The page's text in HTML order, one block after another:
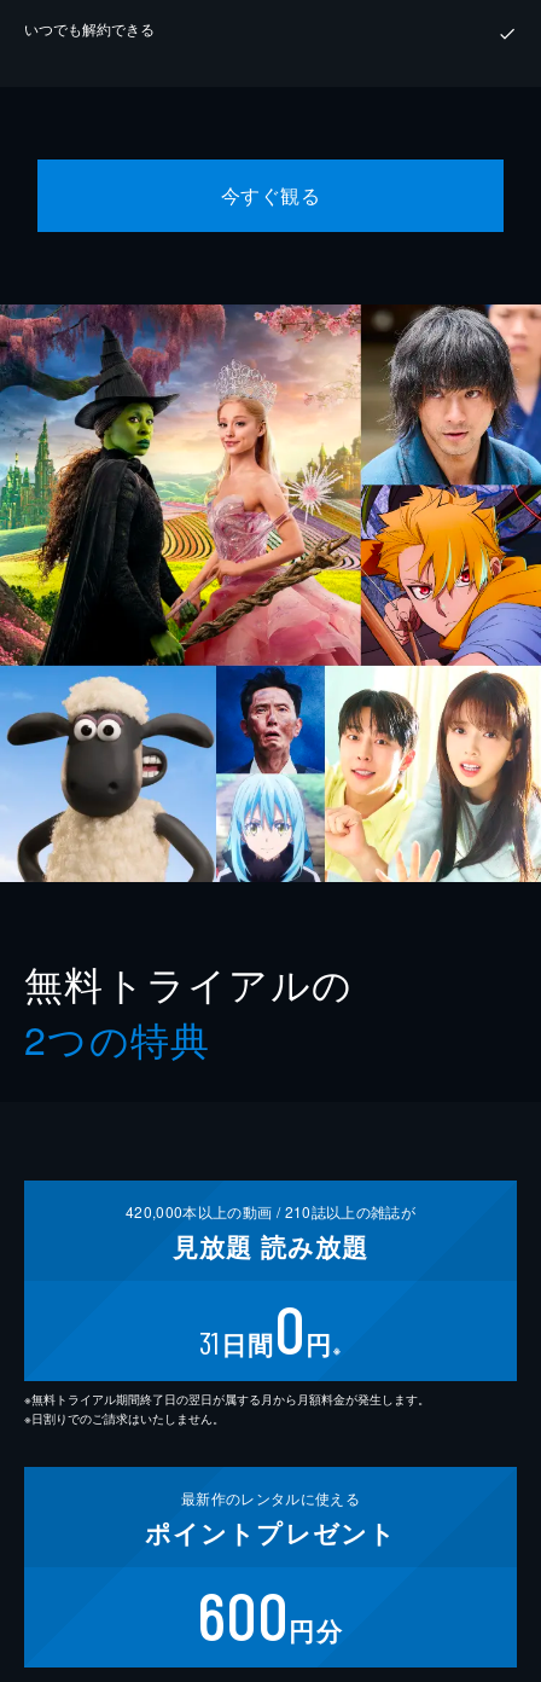
いつでも解約できる
今すぐ観る
無料トライアルの
2つの特典
420,000本以上の動画 /210誌以上の雑誌が
見放題 読み放題
31 日間0円 ※
※無料トライアル期間終了日の翌日が属する月から月額料金が発生します。
※日割りでのご請求はいたしません。
最新作のレンタルに使える
ポイント プレゼント
600円分